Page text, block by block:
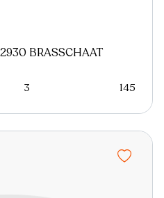
BRASSCHAAT
3 145